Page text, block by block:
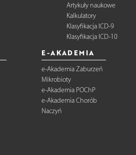
Artykuły naukowe
Kalkulatory
Klasyfikacja ICD-9
Klasyfikacja ICD-10
E-AKADEMIA
e-Akademia Zaburzeń
Mikrobioty
e-Akademia POChP
e-Akademia Chorób
Naczyń